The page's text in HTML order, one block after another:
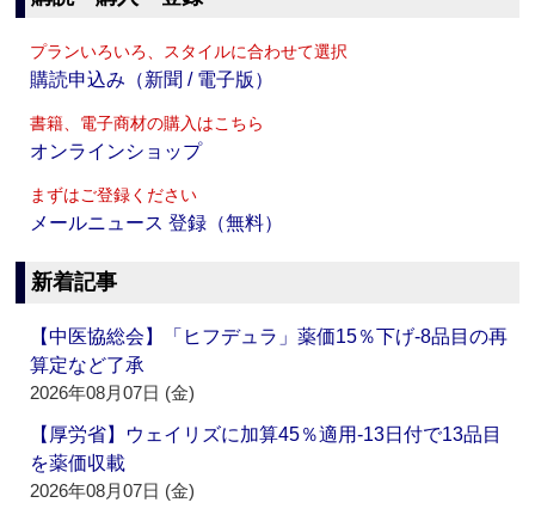
プランいろいろ、スタイルに合わせて選択
購読申込み（新聞 / 電子版）
書籍、電子商材の購入はこちら
オンラインショップ
まずはご登録ください
メールニュース 登録（無料）
新着記事
【中医協総会】「ヒフデュラ」薬価15％下げ‐8品目の再
算定など了承
2026年08月07日 (金)
【厚労省】ウェイリズに加算45％適用‐13日付で13品目
を薬価収載
2026年08月07日 (金)